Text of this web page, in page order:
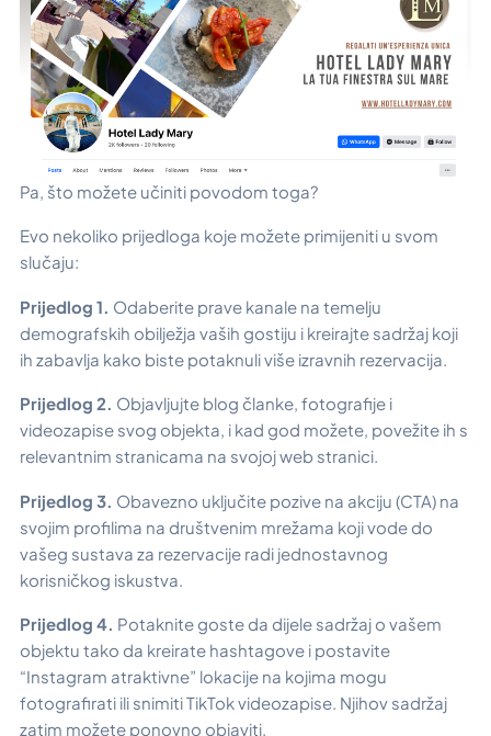
Pa, što možete učiniti povodom toga?
Evo nekoliko prijedloga koje možete primijeniti u svom
slučaju:
Prijedlog 1. Odaberite prave kanale na temelju
demografskih obilježja vaših gostiju i kreirajte sadržaj koji
ih zabavlja kako biste potaknuli više izravnih rezervacija.
Prijedlog 2. Objavljujte blog članke, fotografije i
videozapise svog objekta, i kad god možete, povežite ih s
relevantnim stranicama na svojoj web stranici.
Prijedlog 3. Obavezno uključite pozive na akciju (CTA) na
svojim profilima na društvenim mrežama koji vode do
vašeg sustava za rezervacije radi jednostavnog
korisničkog iskustva.
Prijedlog 4. Potaknite goste da dijele sadržaj o vašem
objektu tako da kreirate hashtagove i postavite
“Instagram atraktivne” lokacije na kojima mogu
fotografirati ili snimiti TikTok videozapise. Njihov sadržaj
zatim možete ponovno objaviti.